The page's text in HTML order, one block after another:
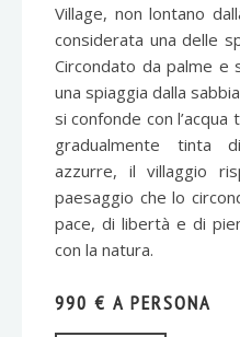
Village, non lontano
considerata una delle
Circondato da palme
una spiaggia dalla
si confonde con
gradualmente tinta
azzurre, il villaggio
paesaggio che lo
pace, di libertà e di
con la natura.
990 € A PERSONA